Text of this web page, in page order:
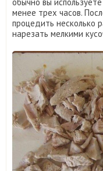
менее трех часов.
процедить несколько
нарезать мелкими